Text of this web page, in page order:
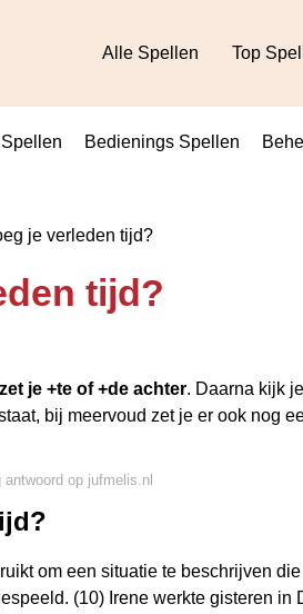
Alle Spellen Top
Bedienings Spellen
je verleden tijd?
tijd?
je +te of +de achter. Daarna kijk
bij meervoud zet je er ook nog
op jufmelis.nl
om een situatie te beschrijven
(10) Irene werkte gisteren in